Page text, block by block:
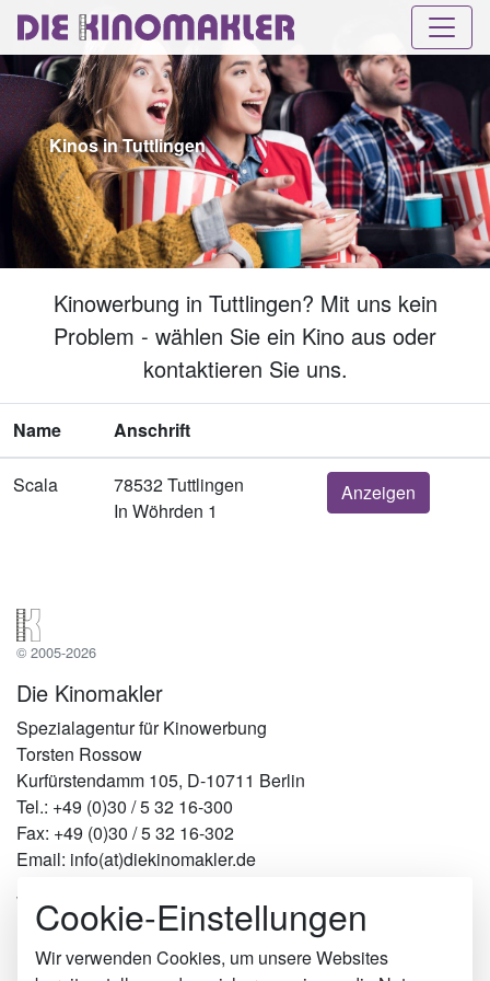
Kinos in Tuttlingen
Kinowerbung in Tuttlingen? Mit uns kein
Problem - wählen Sie ein Kino aus oder
kontaktieren Sie uns.
Name Anschrift
Scala
78532 Tuttlingen
In Wöhrden 1
Anzeigen
© 2005-2026
Die Kinomakler
Spezialagentur für Kinowerbung
Torsten Rossow
Kurfürstendamm 105, D-10711 Berlin
Tel.: +49 (0)30 / 5 32 16-300
Fax: +49 (0)30 / 5 32 16-302
Email: info(at)diekinomakler.de
Werben in Städten
Berlin
Hamburg
Cookie-Einstellungen
Wir verwenden Cookies, um unsere Websites